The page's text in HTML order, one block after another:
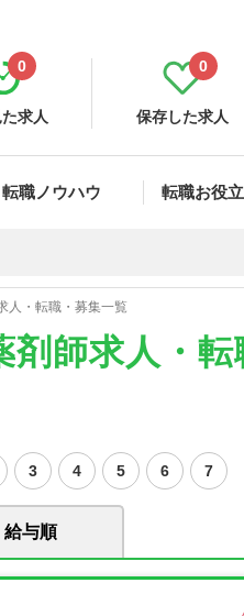
求人
0
保存した求人
0
転職ノウハウ 転職お役
人・転職・募集一覧
師求人・転
3 4 5 6 7
給与順